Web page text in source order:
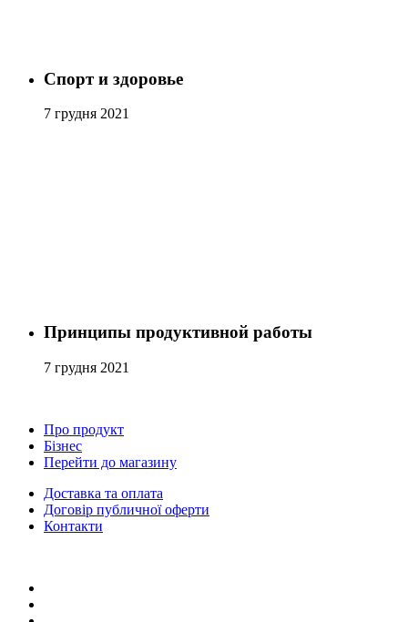
Спорт и здоровье
7 грудня 2021
Принципы продуктивной работы
7 грудня 2021
Про продукт
Бізнес
Перейти до магазину
Доставка та оплата
Договір публичної оферти
Контакти